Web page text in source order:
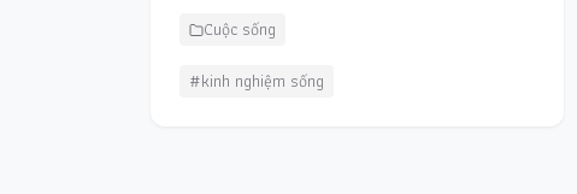
Cuộc sống
#kinh nghiệm sống